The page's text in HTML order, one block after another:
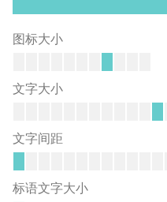
图标大小
文字大小
文字间距
标语文字大小